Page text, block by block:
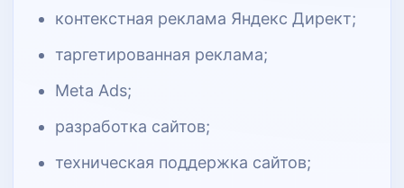
контекстная реклама Яндекс Директ;
таргетированная реклама;
Meta Ads;
разработка сайтов;
техническая поддержка сайтов;